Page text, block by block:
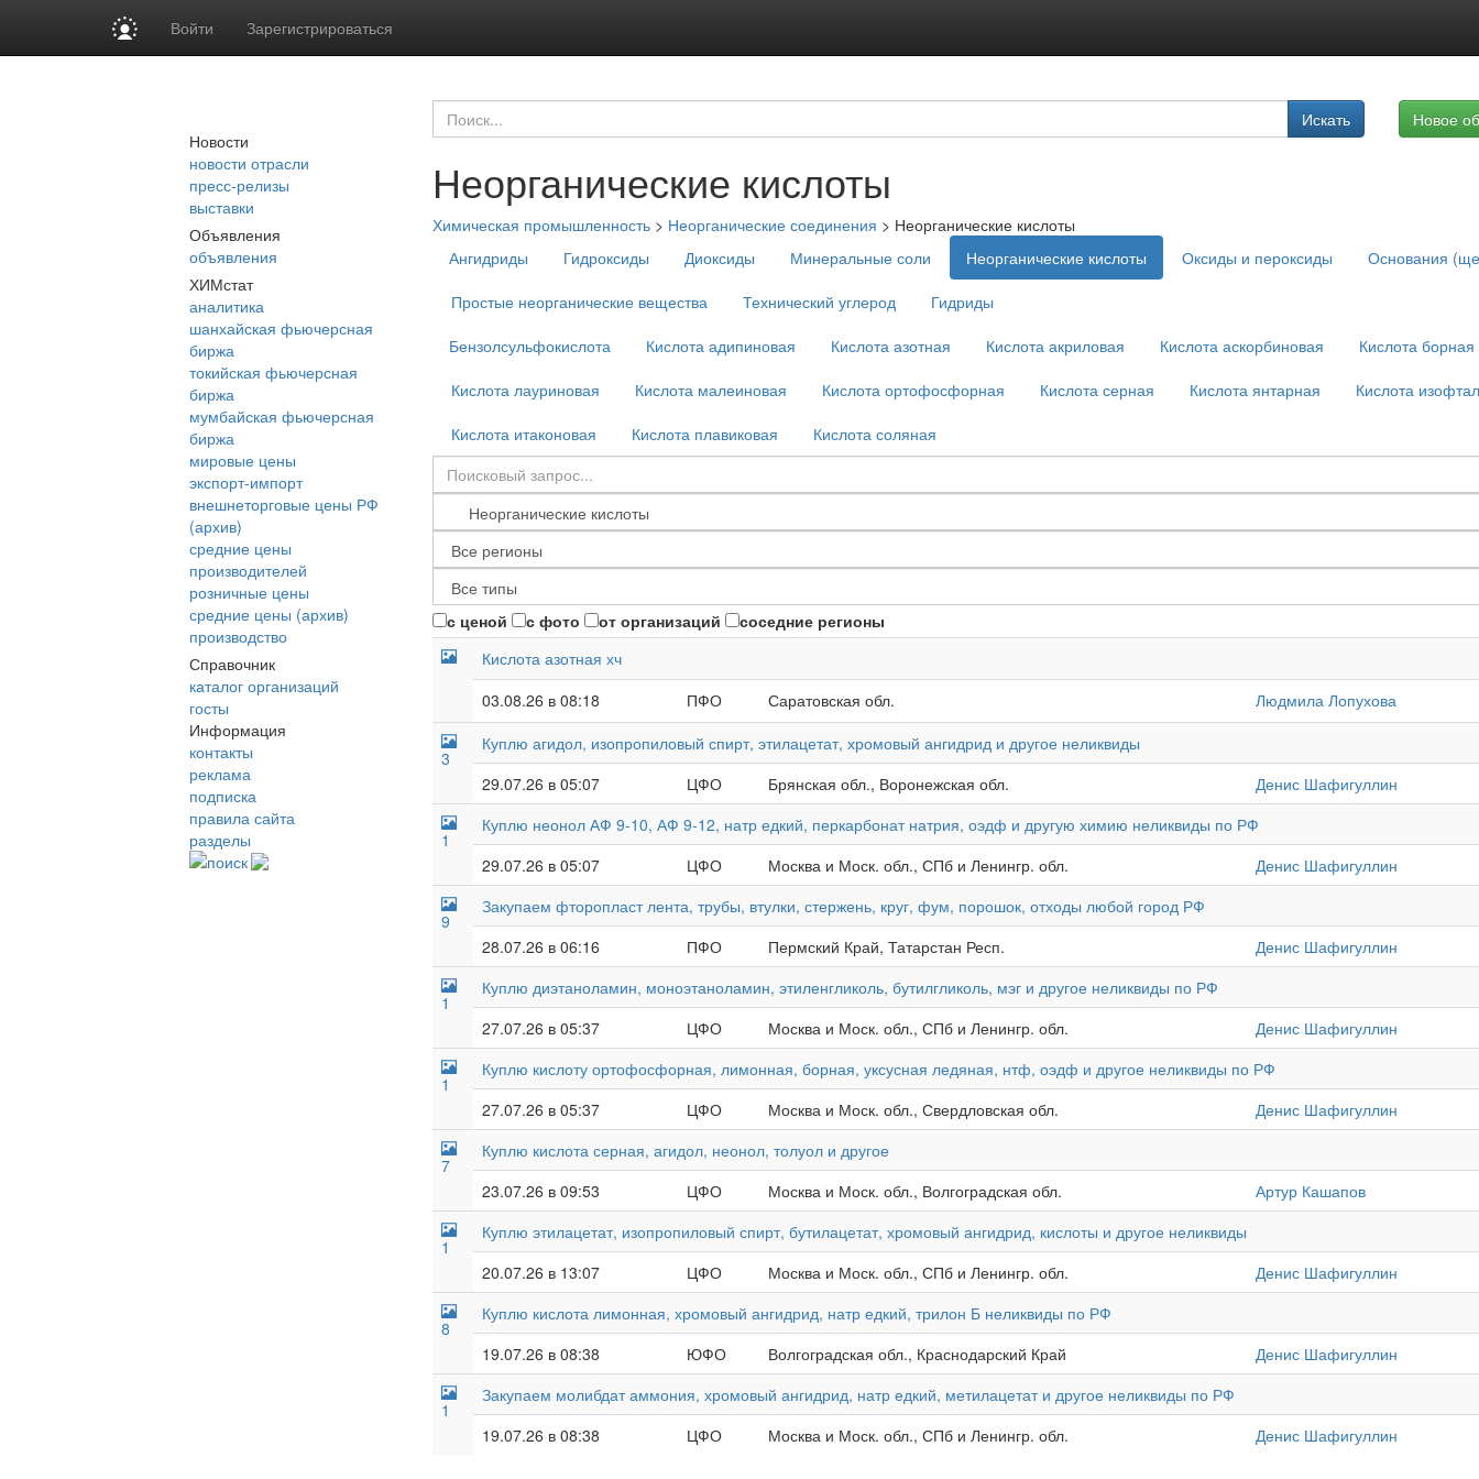
Войти Зарегистрироваться
Новости
новости отрасли
пресс-релизы
выставки
Объявления
объявления
ХИМстат
аналитика
шанхайская фьючерсная
биржа
токийская фьючерсная
биржа
мумбайская фьючерсная
биржа
мировые цены
экспорт-импорт
внешнеторговые цены РФ
(архив)
средние цены
производителей
розничные цены
средние цены (архив)
производство
Справочник
каталог организаций
госты
Информация
контакты
реклама
подписка
правила сайта
разделы
поиск
Искать Новое
Неорганические кислоты
Химическая промышленность > Неорганические соединения > Неорганические кислоты
Ангидриды
Гидроксиды Диоксиды Минеральные соли Неорганические кислоты Оксиды и пероксиды
Основания
Простые неорганические вещества
Технический углерод
Гидриды
Бензолсульфокислота
Кислота адипиновая Кислота азотная Кислота акриловая Кислота аскорбиновая
Кислота борная
Кислота лауриновая
Кислота малеиновая Кислота ортофосфорная Кислота серная Кислота янтарная
Кислота
Кислота итаконовая
Кислота плавиковая Кислота соляная
с ценой с фото от организаций
соседние регионы
Кислота азотная хч
03.08.26 в 08:18
ПФО Саратовская обл. Людмила Лопухова
3
Куплю агидол, изопропиловый спирт, этилацетат, хромовый ангидрид и другое неликвиды
29.07.26 в 05:07
ЦФО Брянская обл., Воронежская обл. Денис Шафигуллин
1
Куплю неонол АФ 9-10, АФ 9-12, натр едкий, перкарбонат натрия, оэдф и другую химию неликвиды по РФ
29.07.26 в 05:07
ЦФО Москва и Моск. обл., СПб и Ленингр. обл. Денис Шафигуллин
9
Закупаем фторопласт лента, трубы, втулки, стержень, круг, фум, порошок, отходы любой город РФ
28.07.26 в 06:16
ПФО Пермский Край, Татарстан Респ. Денис Шафигуллин
1
Куплю диэтаноламин, моноэтаноламин, этиленгликоль, бутилгликоль, мэг и другое неликвиды по РФ
27.07.26 в 05:37
ЦФО Москва и Моск. обл., СПб и Ленингр. обл. Денис Шафигуллин
1
Куплю кислоту ортофосфорная, лимонная, борная, уксусная ледяная, нтф, оэдф и другое неликвиды по РФ
27.07.26 в 05:37
ЦФО Москва и Моск. обл., Свердловская обл. Денис Шафигуллин
7
Куплю кислота серная, агидол, неонол, толуол и другое
23.07.26 в 09:53
ЦФО Москва и Моск. обл., Волгоградская обл. Артур Кашапов
1
Куплю этилацетат, изопропиловый спирт, бутилацетат, хромовый ангидрид, кислоты и другое неликвиды
20.07.26 в 13:07
ЦФО Москва и Моск. обл., СПб и Ленингр. обл. Денис Шафигуллин
8
Куплю кислота лимонная, хромовый ангидрид, натр едкий, трилон Б неликвиды по РФ
19.07.26 в 08:38
ЮФО Волгоградская обл., Краснодарский Край Денис Шафигуллин
1
Закупаем молибдат аммония, хромовый ангидрид, натр едкий, метилацетат и другое неликвиды по РФ
19.07.26 в 08:38
ЦФО Москва и Моск. обл., СПб и Ленингр. обл. Денис Шафигуллин